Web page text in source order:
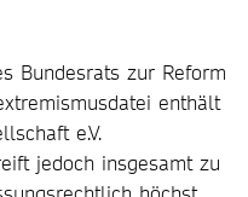
Bundesrats zur Reform
enthält
e.V.
jedoch insgesamt zu